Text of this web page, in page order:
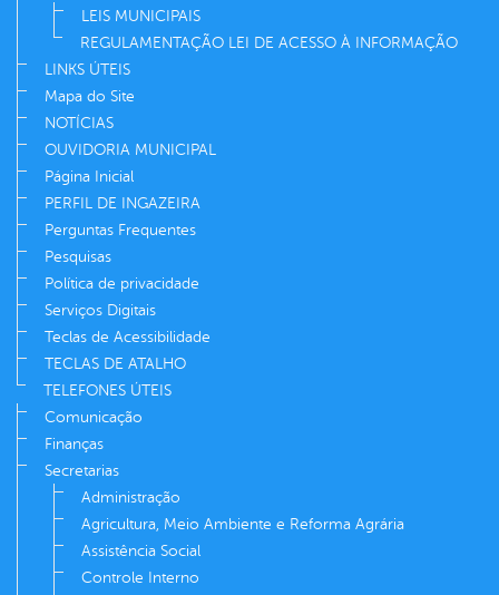
LEIS MUNICIPAIS
REGULAMENTAÇÃO LEI DE ACESSO À INFORMAÇÃO
LINKS ÚTEIS
Mapa do Site
NOTÍCIAS
OUVIDORIA MUNICIPAL
Página Inicial
PERFIL DE INGAZEIRA
Perguntas Frequentes
Pesquisas
Política de privacidade
Serviços Digitais
Teclas de Acessibilidade
TECLAS DE ATALHO
TELEFONES ÚTEIS
Comunicação
Finanças
Secretarias
Administração
Agricultura, Meio Ambiente e Reforma Agrária
Assistência Social
Controle Interno